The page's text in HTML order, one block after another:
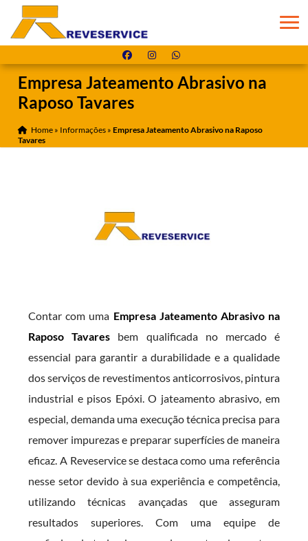
Empresa Jateamento Abrasivo na
Raposo Tavares
Home » Informações »Empresa Jateamento Abrasivo na Raposo
Tavares
Contar com uma Empresa Jateamento Abrasivo na
Raposo Tavares bem qualificada no mercado é
essencial para garantir a durabilidade e a qualidade
dos serviços de revestimentos anticorrosivos, pintura
industrial e pisos Epóxi. O jateamento abrasivo, em
especial, demanda uma execução técnica precisa para
remover impurezas e preparar superfícies de maneira
eficaz. A Reveservice se destaca como uma referência
nesse setor devido à sua experiência e competência,
utilizando técnicas avançadas que asseguram
resultados superiores. Com uma equipe de